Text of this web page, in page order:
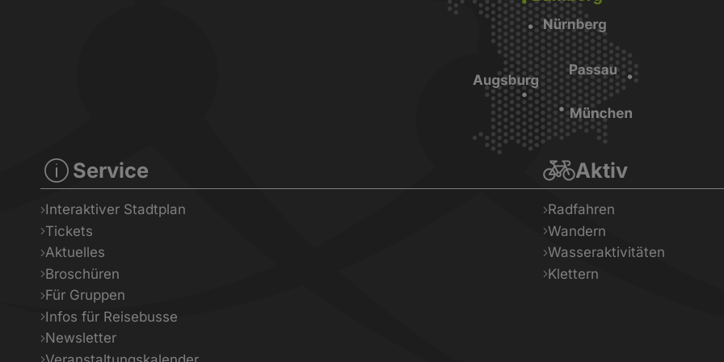
Service
Interaktiver Stadtplan
Tickets
Aktuelles
Broschüren
Für Gruppen
Infos für Reisebusse
Newsletter
Aktiv
Radfahren
Wandern
Wasseraktivitäten
Klettern